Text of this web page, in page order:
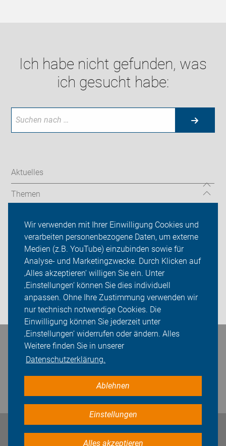
Wir verwenden mit Ihrer Einwilligung Cookies und
verarbeiten personenbezogene Daten, um externe
Medien (z.B. YouTube) einzubinden sowie für
Analyse- und Marketingzwecke. Durch Klicken auf
‚Alles akzeptieren‘ willigen Sie ein. Unter
‚Einstellungen‘ können Sie dies individuell
anpassen. Ohne Ihre Zustimmung verwenden wir
nur technisch notwendige Cookies. Die
Einwilligung können Sie jederzeit unter
‚Einstellungen‘ widerrufen oder ändern. Alles
Weitere finden Sie in unserer
Datenschutzerklärung.
Ablehnen
Einstellungen
Alles akzeptieren
Ich habe nicht gefunden, was
ich gesucht habe:
Aktuelles
Themen
ADFC Rheinland-Pfalz
Sei dabei
Presse
Login
Bleiben Sie in Kontakt